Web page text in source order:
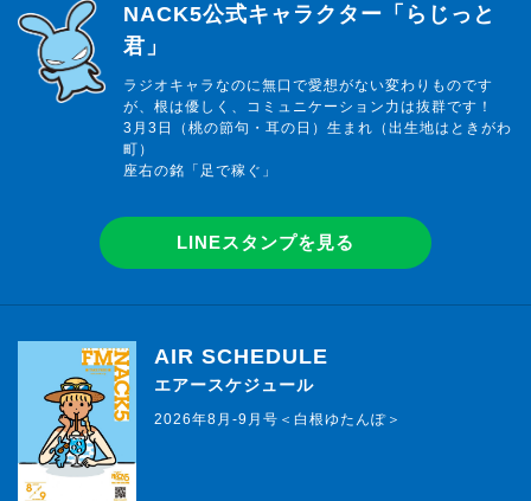
らじっと君
NACK5公式キャラクター「らじっと
君」
ラジオキャラなのに無口で愛想がない変わりものです
が、根は優しく、コミュニケーション力は抜群です！
3月3日（桃の節句・耳の日）生まれ（出生地はときがわ
町）
座右の銘「足で稼ぐ」
LINEスタンプを見る
AIR SCHEDULE
エアースケジュール
2026年8月-9月号＜白根ゆたんぽ＞